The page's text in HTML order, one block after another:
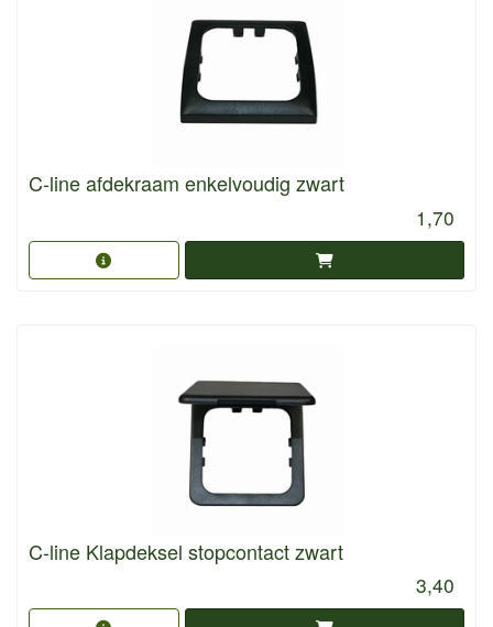
C-line afdekraam enkelvoudig zwart
1,70
C-line Klapdeksel stopcontact zwart
3,40